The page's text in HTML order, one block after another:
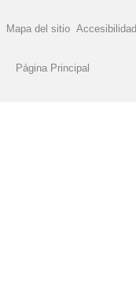
Mapa del sitio Accesibilidad
Página Principal